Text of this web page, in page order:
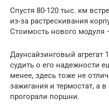
Спустя 80-120 тыс. км
из-за растрескивания
Стоимость нового модуля
Даунсайзинговый агрегат
судить о его надежности
менее, здесь тоже не
зажигания и термостат, а
прогорали поршни.